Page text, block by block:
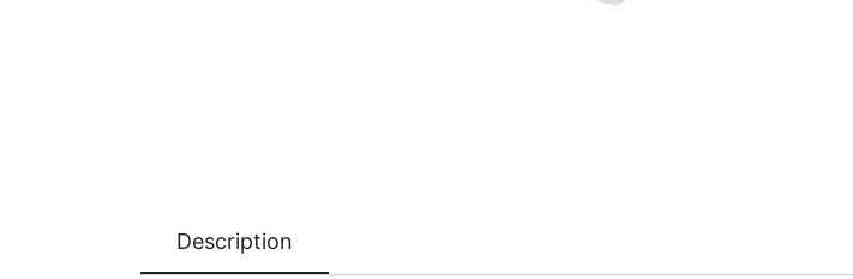
Description